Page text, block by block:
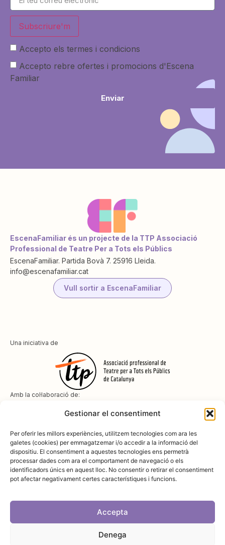
Gestionar el consentiment
Per oferir les millors experiències, utilitzem tecnologies com ara les
galetes (cookies) per emmagatzemar i/o accedir a la informació del
dispositiu. El consentiment a aquestes tecnologies ens permetrà
processar dades com ara el comportament de navegació o els
identificadors únics en aquest lloc. No consentir o retirar el consentiment
pot afectar negativament certes característiques i funcions.
Accepta
Denega
Subscriure'm
Accepto els termes i condicions
Accepto rebre ofertes i promocions d'Escena
Familiar
Enviar
EscenaFamiliar és un projecte de la TTP Associació
Professional de Teatre Per a Tots els Públics
EscenaFamiliar. Partida Bovà 7. 25916 Lleida.
info@escenafamiliar.cat
Vull sortir a EscenaFamiliar
Una iniciativa de
Amb la col·laboració de:
Amb el suport de